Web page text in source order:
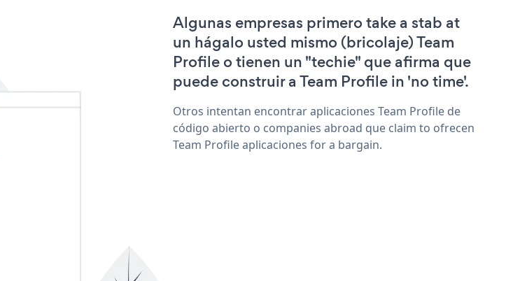
Algunas empresas primero take a stab at
un hágalo usted mismo (bricolaje) Team
Profile o tienen un "techie" que afirma que
puede construir a Team Profile in 'no time'.
Otros intentan encontrar aplicaciones Team Profile de
código abierto o companies abroad que claim to ofrecen
Team Profile aplicaciones for a bargain.